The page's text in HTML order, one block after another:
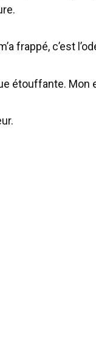
frappé, c’est
étouffante. Mon